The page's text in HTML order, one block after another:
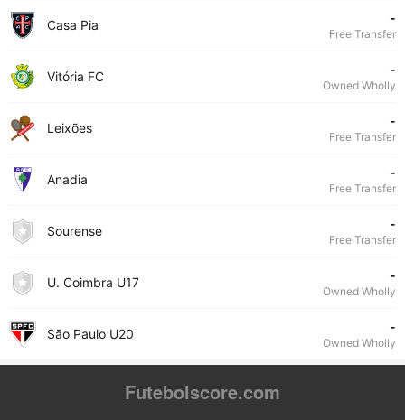
Casa Pia -
Free Transfer
Vitória FC -
Owned Wholly
Leixões -
Free Transfer
Anadia -
Free Transfer
Sourense -
Free Transfer
U. Coimbra U17 -
Owned Wholly
São Paulo U20 -
Owned Wholly
Futebolscore.com